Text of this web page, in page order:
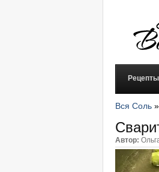
Рецепты
Вся Соль »
Автор: